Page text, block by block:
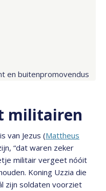
en buitenpromovendus
militairen
van Jezus (Mattheus
“dat waren zeker
militair vergeet nóóit
Koning Uzzia die
zijn soldaten voorziet